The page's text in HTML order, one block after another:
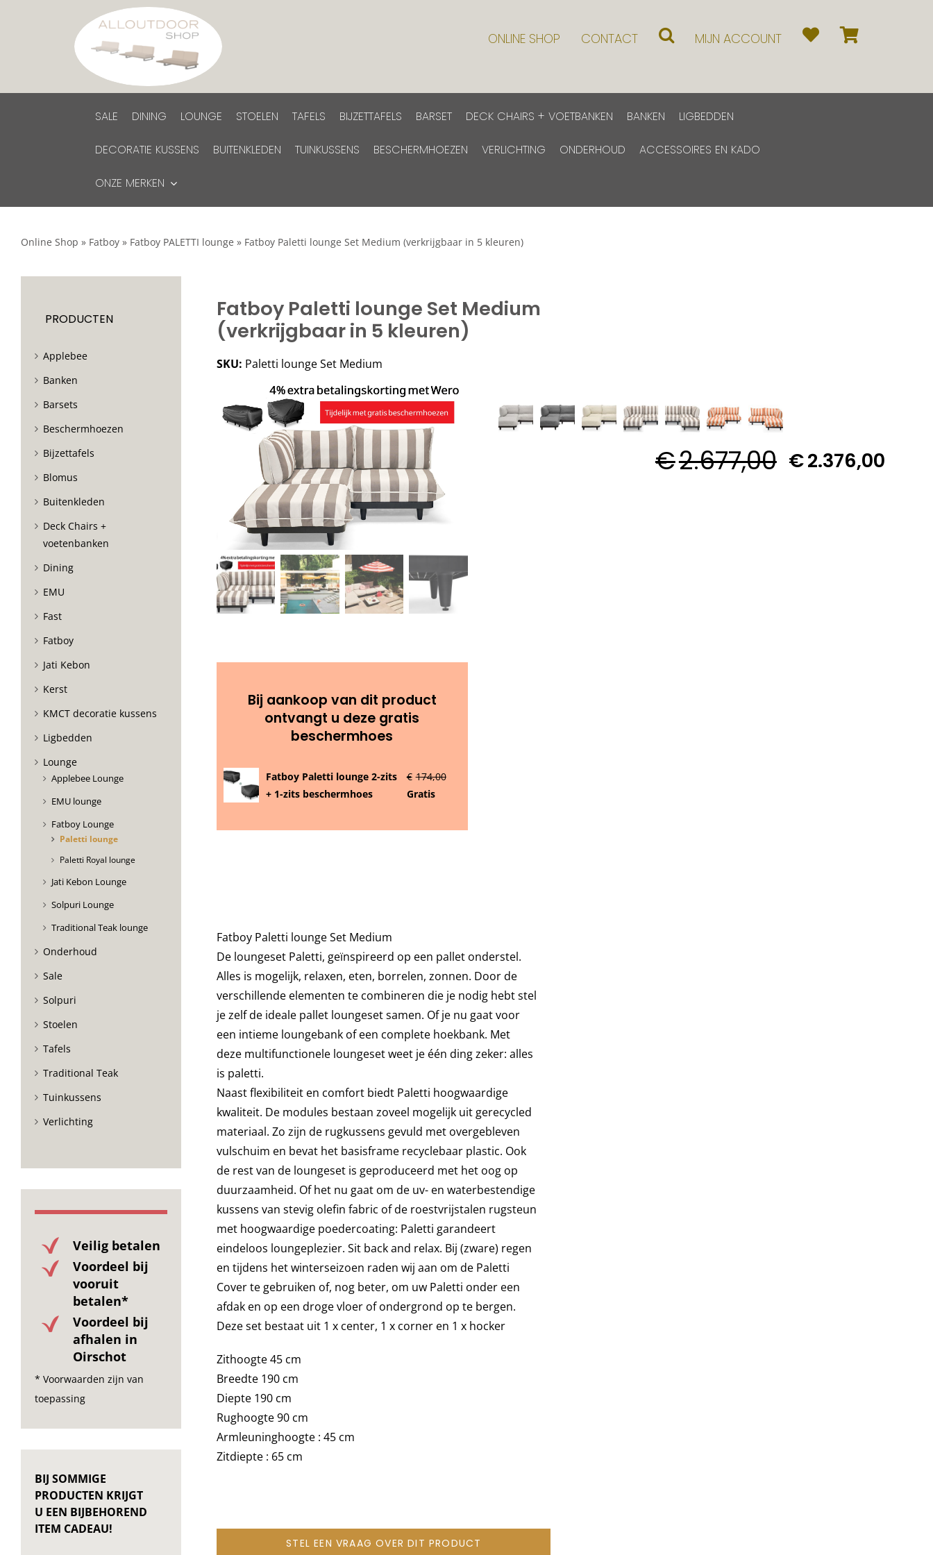
ONLINE SHOP CONTACT MIJN ACCOUNT
SALE DINING LOUNGE STOELEN TAFELS BIJZETTAFELS BARSET DECK CHAIRS + VOETBANKEN BANKEN LIGBEDDEN
DECORATIE KUSSENS BUITENKLEDEN TUINKUSSENS BESCHERMHOEZEN VERLICHTING ONDERHOUD ACCESSOIRES EN KADO
ONZE MERKEN
Online Shop » Fatboy » Fatboy PALETTI lounge » Fatboy Paletti lounge Set Medium (verkrijgbaar in 5 kleuren)
Fatboy Paletti lounge Set Medium
(verkrijgbaar in 5 kleuren)
SKU: Paletti lounge Set Medium
Bij aankoop van dit product
ontvangt u deze gratis
beschermhoes
Fatboy Paletti lounge 2-zits
+ 1-zits beschermhoes
€ 174,00
Gratis
€2.677,00 €2.376,00
Fatboy Paletti lounge Set Medium
De loungeset Paletti, geïnspireerd op een pallet onderstel.
Alles is mogelijk, relaxen, eten, borrelen, zonnen. Door de
verschillende elementen te combineren die je nodig hebt stel
je zelf de ideale pallet loungeset samen. Of je nu gaat voor
een intieme loungebank of een complete hoekbank. Met
deze multifunctionele loungeset weet je één ding zeker: alles
is paletti.
Naast flexibiliteit en comfort biedt Paletti hoogwaardige
kwaliteit. De modules bestaan zoveel mogelijk uit gerecycled
materiaal. Zo zijn de rugkussens gevuld met overgebleven
vulschuim en bevat het basisframe recyclebaar plastic. Ook
de rest van de loungeset is geproduceerd met het oog op
duurzaamheid. Of het nu gaat om de uv- en waterbestendige
kussens van stevig olefin fabric of de roestvrijstalen rugsteun
met hoogwaardige poedercoating: Paletti garandeert
eindeloos loungeplezier. Sit back and relax. Bij (zware) regen
en tijdens het winterseizoen raden wij aan om de Paletti
Cover te gebruiken of, nog beter, om uw Paletti onder een
afdak en op een droge vloer of ondergrond op te bergen.
Deze set bestaat uit 1 x center, 1 x corner en 1 x hocker
Zithoogte 45 cm
Breedte 190 cm
Diepte 190 cm
Rughoogte 90 cm
Armleuninghoogte : 45 cm
Zitdiepte : 65 cm
STEL EEN VRAAG OVER DIT PRODUCT
PRODUCTEN
Applebee
Banken
Barsets
Beschermhoezen
Bijzettafels
Blomus
Buitenkleden
Deck Chairs +
voetenbanken
Dining
EMU
Fast
Fatboy
Jati Kebon
Kerst
KMCT decoratie kussens
Ligbedden
Lounge
Applebee Lounge
EMU lounge
Fatboy Lounge
Paletti lounge
Paletti Royal lounge
Jati Kebon Lounge
Solpuri Lounge
Traditional Teak lounge
Onderhoud
Sale
Solpuri
Stoelen
Tafels
Traditional Teak
Tuinkussens
Verlichting
Veilig betalen
Voordeel bij
vooruit
betalen*
Voordeel bij
afhalen in
Oirschot
* Voorwaarden zijn van
toepassing
BIJ SOMMIGE
PRODUCTEN KRIJGT
U EEN BIJBEHOREND
ITEM CADEAU!